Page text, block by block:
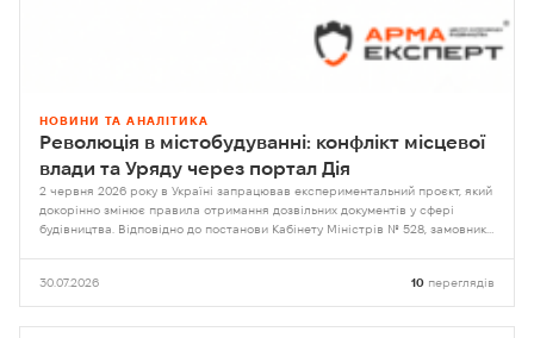
НОВИНИ ТА АНАЛІТИКА
Революція в містобудуванні: конфлікт місцевої
влади та Уряду через портал Дія
2 червня 2026 року в Україні запрацював експериментальний проєкт, який
докорінно змінює правила отримання дозвільних документів у сфері
будівництва. Відповідно до постанови Кабінету Міністрів № 528, замовники
30.07.2026 10 переглядів